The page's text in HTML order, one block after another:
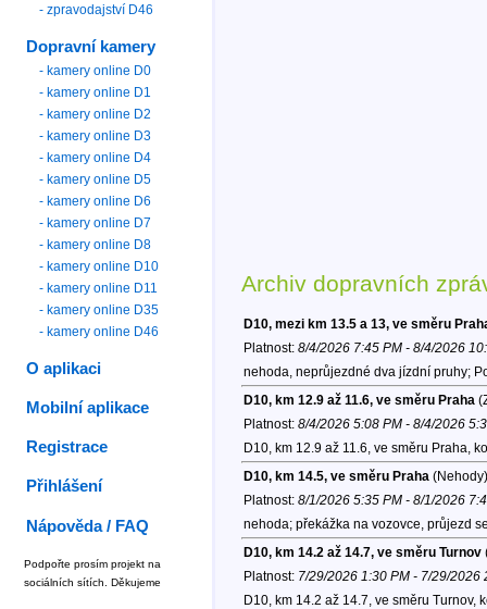
Archiv dopravních
D10, mezi km 13.5 a 13, ve směru
Platnost: 8/4/2026 7:45 PM - 8/4/2026
nehoda, neprůjezdné dva jízdní pruhy;
D10, km 12.9 až 11.6, ve směru Praha
Platnost: 8/4/2026 5:08 PM - 8/4/2026
D10, km 12.9 až 11.6, ve směru Praha,
D10, km 14.5, ve směru Praha (Nehody)
Platnost: 8/1/2026 5:35 PM - 8/1/2026
nehoda; překážka na vozovce, průjezd
D10, km 14.2 až 14.7, ve směru Turnov
Platnost: 7/29/2026 1:30 PM - 7/29/2026
D10, km 14.2 až 14.7, ve směru Turnov,
- zpravodajství D46
Dopravní kamery
- kamery online D0
- kamery online D1
- kamery online D2
- kamery online D3
- kamery online D4
- kamery online D5
- kamery online D6
- kamery online D7
- kamery online D8
- kamery online D10
- kamery online D11
- kamery online D35
- kamery online D46
O aplikaci
Mobilní aplikace
Registrace
Přihlášení
Nápověda / FAQ
Podpořte prosím projekt na
sociálních sítích. Děkujeme